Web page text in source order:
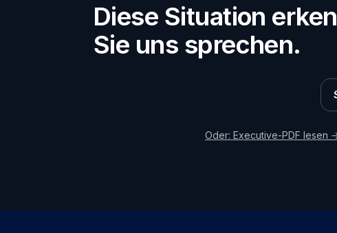
Diese Situation
Sie uns sprechen.
Oder: Executive-PDF lesen